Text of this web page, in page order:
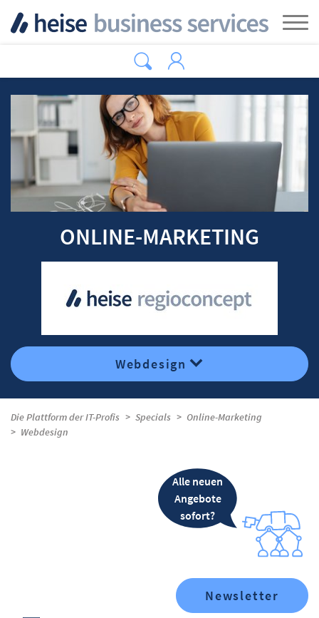
ONLINE-MARKETING
Webdesign
Die Plattform der IT-Profis Specials
Online-Marketing
Webdesign
Alle neuen
Angebote
sofort?
Newsletter